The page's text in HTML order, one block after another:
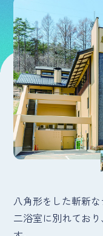
八角形をした斬新
二浴室に別れてお